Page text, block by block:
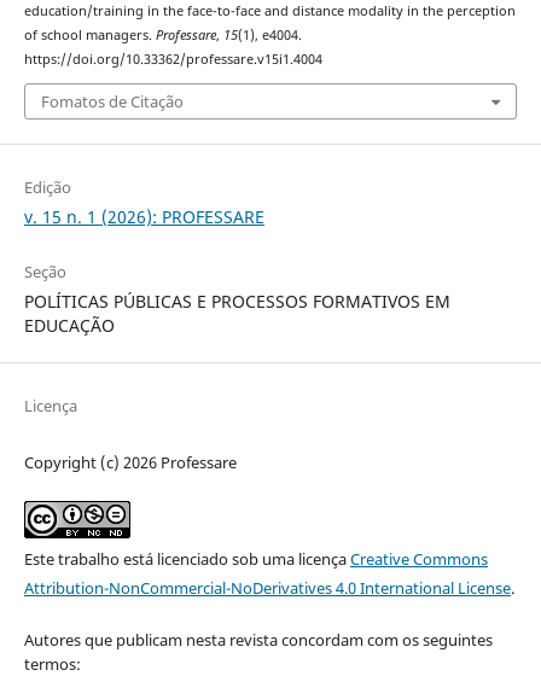
education/training in the face-to-face and distance modality in the perception
of school managers. Professare, 15(1), e4004.
https://doi.org/10.33362/professare.v15i1.4004
Fomatos de Citação
Edição
v. 15 n. 1 (2026): PROFESSARE
Seção
POLÍTICAS PÚBLICAS E PROCESSOS FORMATIVOS EM
EDUCAÇÃO
Licença
Copyright (c) 2026 Professare
Este trabalho está licenciado sob uma licençaCreative Commons
Attribution-NonCommercial-NoDerivatives 4.0 International License.
Autores que publicam nesta revista concordam com os seguintes
termos: